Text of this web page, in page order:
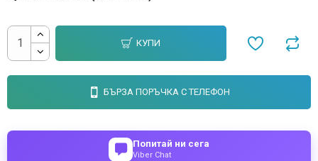
КУПИ
БЪРЗА ПОРЪЧКА С ТЕЛЕФОН
Попитай ни сега
Viber Chat